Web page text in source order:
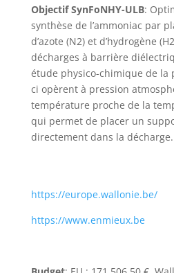
ObjectifSynFoNHY-ULB:
synthèse de l’ammoniac par
d’azote (N2) et d’hydrogène
décharges à barrière
étude physico-chimique de la
ci opèrent à pression
température proche de la
qui permet de placer un
directement dans la décharge.
https://europe.wallonie.be/
https://www.enmieux.be